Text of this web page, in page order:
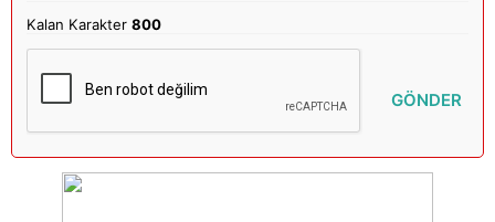
Kalan Karakter800
GÖNDER